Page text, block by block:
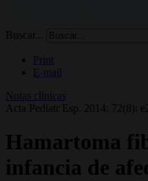
Buscar...
Print
E-mail
Notas clínicas
Acta Pediatr Esp. 2014; 72(8):
Hamartoma
infancia de